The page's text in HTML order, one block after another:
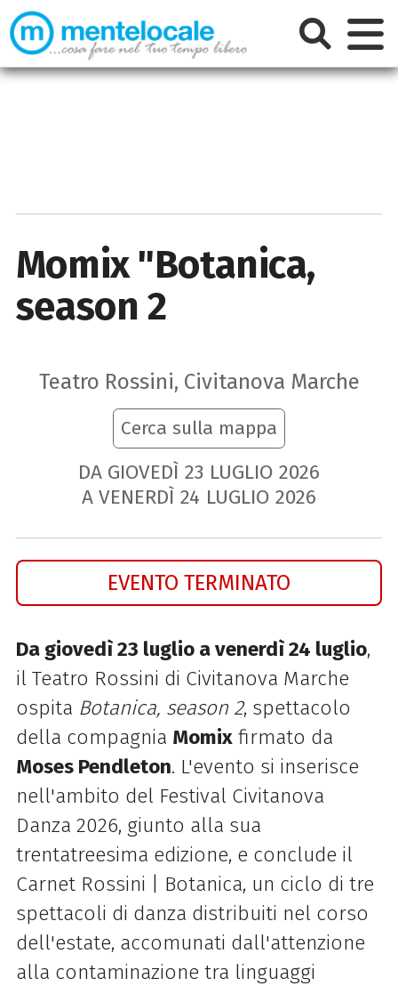
Momix "Botanica,
season 2
Teatro Rossini, Civitanova Marche
Cerca sulla mappa
DA GIOVEDÌ 23 LUGLIO 2026
A VENERDÌ 24 LUGLIO 2026
EVENTO TERMINATO
Da giovedì 23 luglio a venerdì 24 luglio,
il Teatro Rossini di Civitanova Marche
ospita Botanica, season 2, spettacolo
della compagnia Momixfirmato da
Moses Pendleton. L'evento si inserisce
nell'ambito del Festival Civitanova
Danza 2026, giunto alla sua
trentatreesima edizione, e conclude il
Carnet Rossini | Botanica, un ciclo di tre
spettacoli di danza distribuiti nel corso
dell'estate, accomunati dall'attenzione
alla contaminazione tra linguaggi